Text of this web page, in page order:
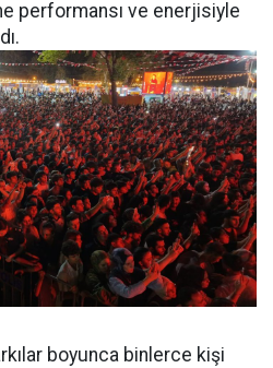
performansı ve enerjisiyle
boyunca binlerce kişi